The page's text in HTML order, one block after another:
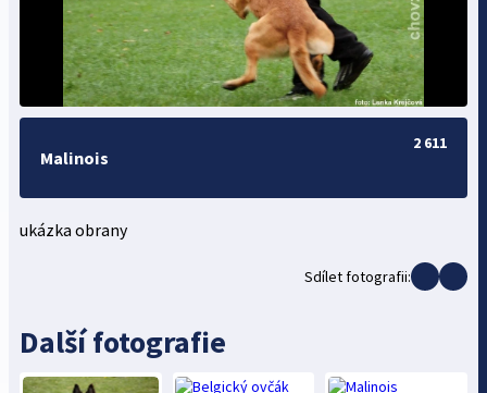
Malinois
2 611
ukázka obrany
Sdílet fotografii:
Další fotografie